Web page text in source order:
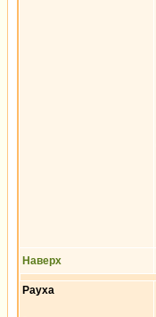
Наверх
Рауха